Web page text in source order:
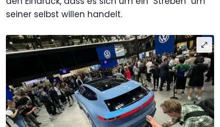
seiner selbst willen handelt.